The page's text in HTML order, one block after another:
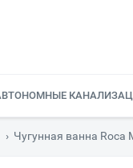
› Чугунная ванна Roca